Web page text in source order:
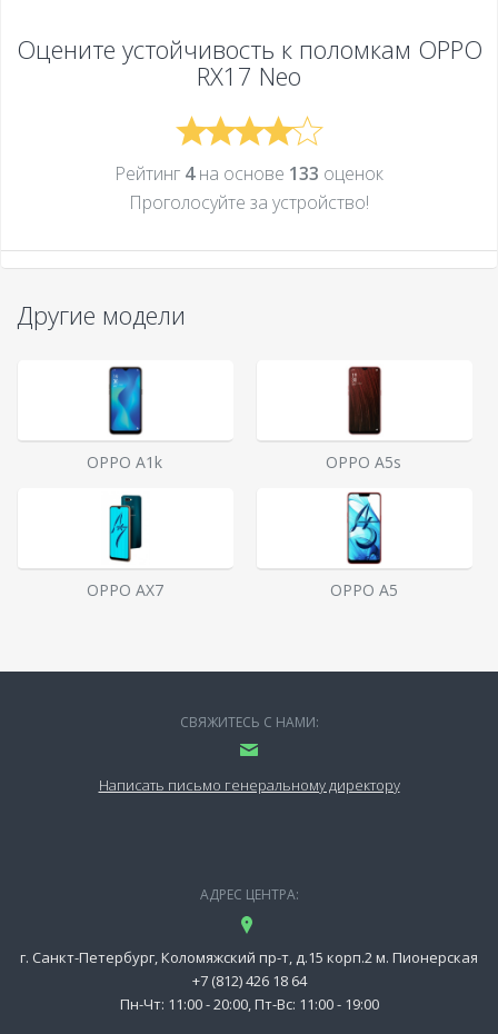
Оцените устойчивость к поломкам OPPO
RX17 Neo
Рейтинг 4на основе 133 оценок
Проголосуйте за устройcтво!
Другие модели
OPPO A1k OPPO A5s
OPPO AX7 OPPO A5
СВЯЖИТЕСЬ С НАМИ:
Написать письмо генеральному директору
АДРЕС ЦЕНТРА:
г. Санкт-Петербург, Коломяжский пр-т, д.15 корп.2 м. Пионерская
+7 (812) 426 18 64
Пн-Чт: 11:00 - 20:00, Пт-Вс: 11:00 - 19:00